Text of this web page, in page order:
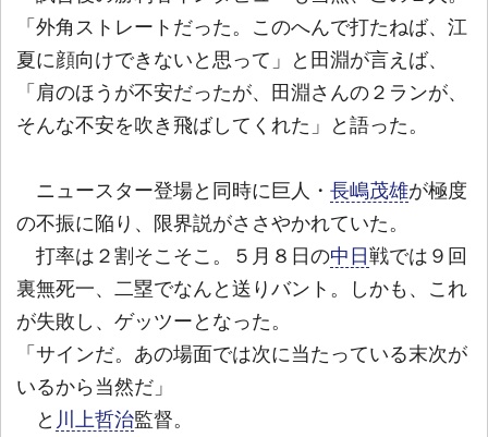
「外角ストレートだった。このへんで打たねば、江
夏に顔向けできないと思って」と田淵が言えば、
「肩のほうが不安だったが、田淵さんの２ランが、
そんな不安を吹き飛ばしてくれた」と語った。
ニュースター登場と同時に巨人・ 長嶋茂雄が極度
の不振に陥り、限界説がささやかれていた。
打率は２割そこそこ。５月８日の中日戦では９回
裏無死一、二塁でなんと送りバント。しかも、これ
が失敗し、ゲッツーとなった。
「サインだ。あの場面では次に当たっている末次が
いるから当然だ」
と 川上哲治監督。